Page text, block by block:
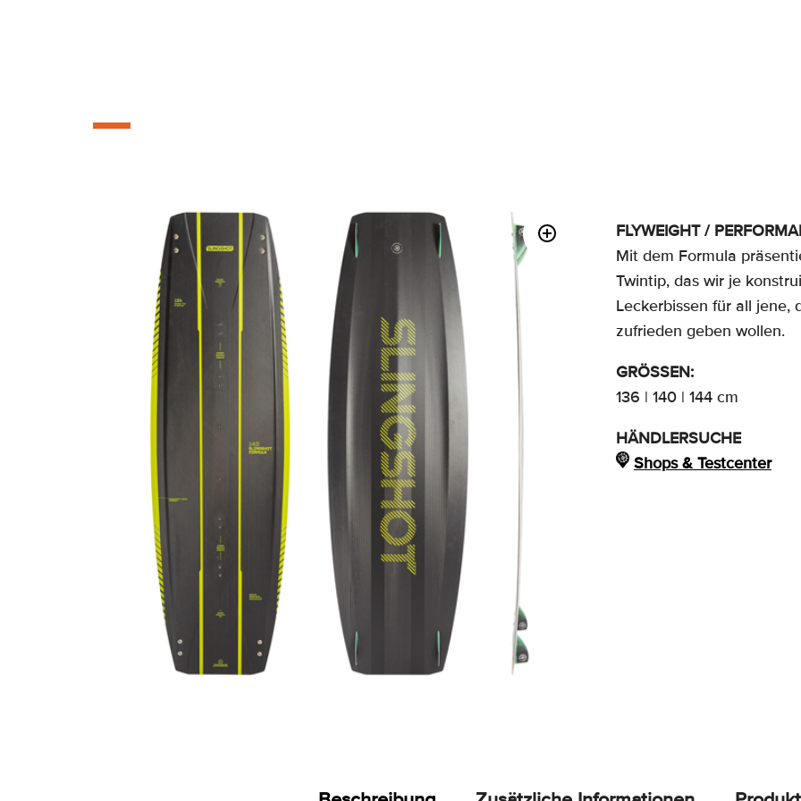
FLYWEIGHT /
Mit dem Formula
Twintip, das wir je
Leckerbissen für all jene,
zufrieden geben wollen.
GRÖSSEN:
136 | 140 | 144 cm
HÄNDLERSUCHE
Shops & Testcenter